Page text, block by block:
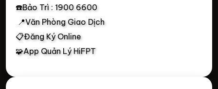
☎️Bảo Trì : 1900 6600
📍Văn Phòng Giao Dịch
📋Đăng Ký Online
🧩App Quản Lý HiFPT